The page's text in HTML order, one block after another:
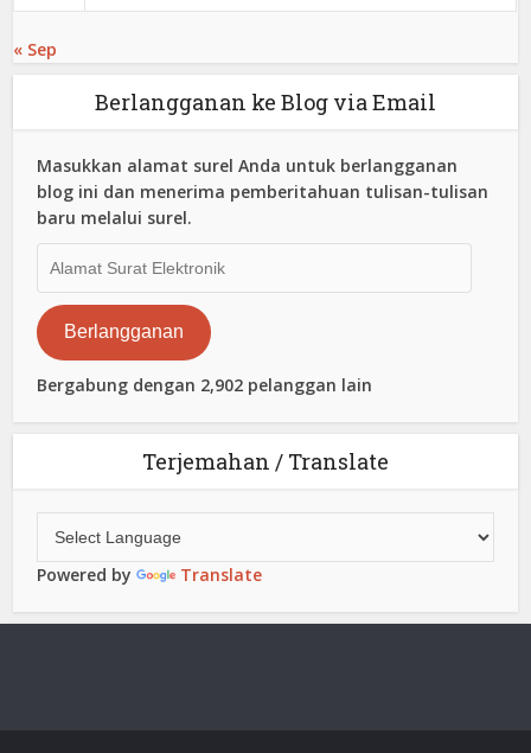
« Sep
Berlangganan ke Blog via Email
Masukkan alamat surel Anda untuk berlangganan
blog ini dan menerima pemberitahuan tulisan-tulisan
baru melalui surel.
Surat
Elektronik
Berlangganan
Bergabung dengan 2,902 pelanggan lain
Terjemahan / Translate
Powered by Translate